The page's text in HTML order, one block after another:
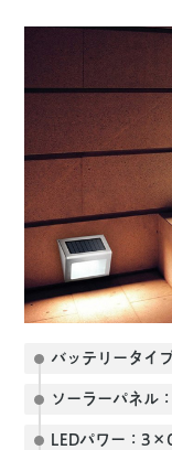
バッテリータイ
ソーラーパネル
LEDパワー：